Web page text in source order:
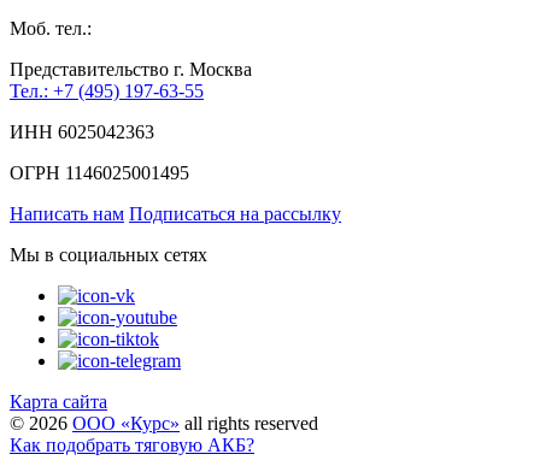
Моб. тел.:
Представительство г. Москва
Тел.: +7 (495) 197-63-55
ИНН 6025042363
ОГРН 1146025001495
Написать нам Подписаться на рассылку
Мы в социальных сетях
Карта сайта
© 2026 ООО «Курс» all rights reserved
Как подобрать тяговую АКБ?